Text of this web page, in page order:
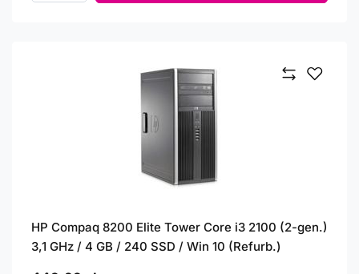
HP Compaq 8200 Elite Tower Core i3 2100 (2-gen.)
3,1 GHz / 4 GB / 240 SSD / Win 10 (Refurb.)